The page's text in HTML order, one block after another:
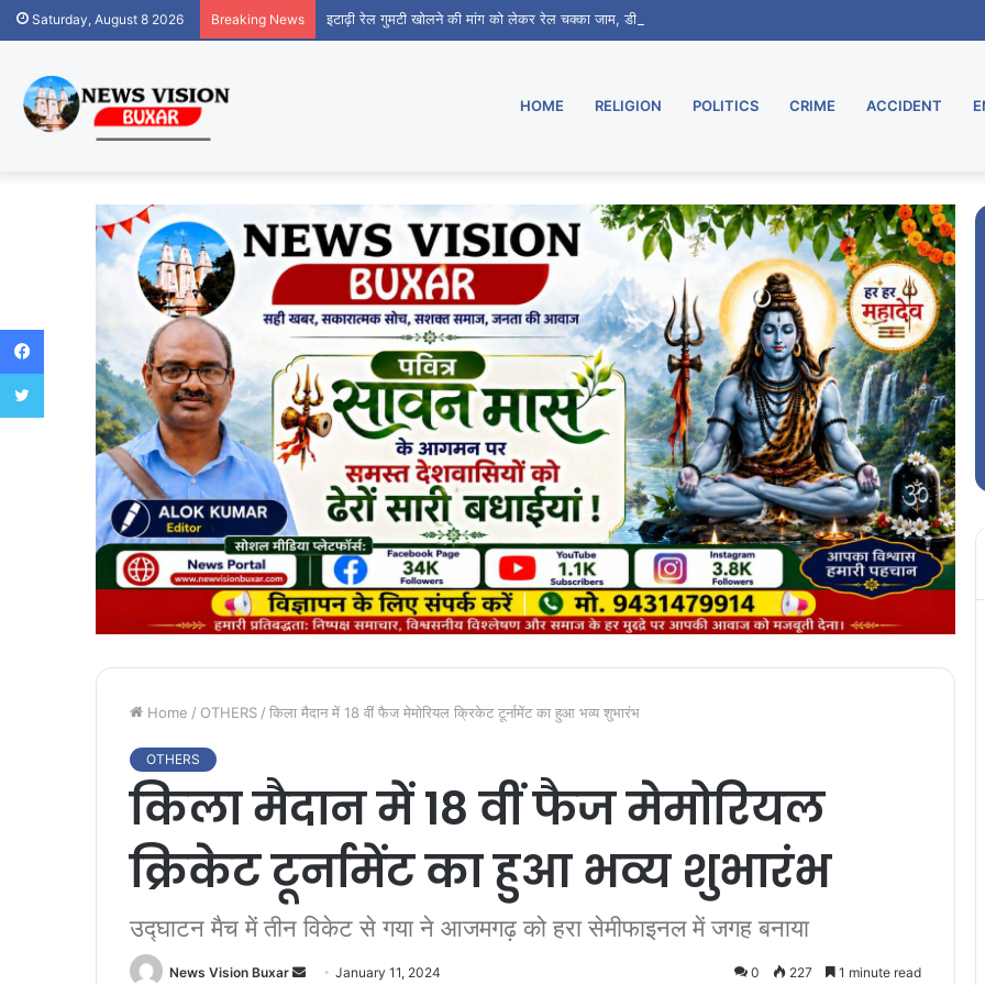
Saturday, August 8 2026 Breaking News इटाढ़ी रेल गुमटी खोलने की मांग को लेकर रेल चक्का जाम, डीआरएम से वार्ता के बाद 7 दिन का मिला समय
HOME RELIGION POLITICS CRIME ACCIDENT
Home / OTHERS / किला मैदान में 18 वीं फैज मेमोरियल क्रिकेट टूर्नामेंट का हुआ भव्य शुभारंभ
OTHERS
किला मैदान में 18 वीं फैज मेमोरियल
क्रिकेट टूर्नामेंट का हुआ भव्य शुभारंभ
उद्घाटन मैच में तीन विकेट से गया ने आजमगढ़ को हरा सेमीफाइनल में जगह बनाया
News Vision Buxar January 11, 2024 0 227 1 minute read
Facebook